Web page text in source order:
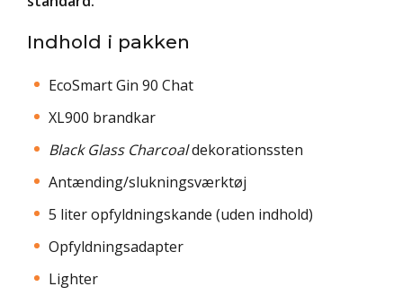
Indhold i pakken
EcoSmart Gin 90 Chat
XL900 brandkar
Black Glass Charcoaldekorationssten
Antænding/slukningsværktøj
5 liter opfyldningskande (uden indhold)
Opfyldningsadapter
Lighter